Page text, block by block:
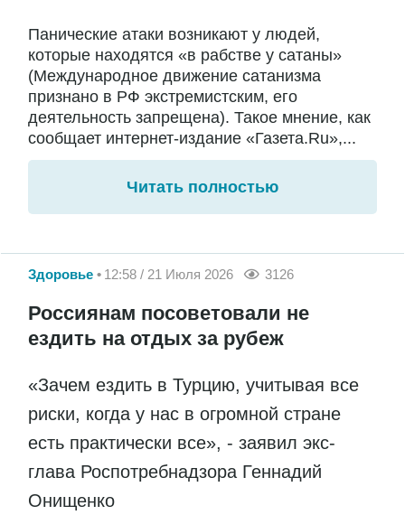
Панические атаки возникают у людей,
которые находятся «в рабстве у сатаны»
(Международное движение сатанизма
признано в РФ экстремистским, его
деятельность запрещена). Такое мнение, как
сообщает интернет-издание «Газета.Ru»,...
Читать полностью
Здоровье 12:58 / 21 Июля 2026 3126
Россиянам посоветовали не
ездить на отдых за рубеж
«Зачем ездить в Турцию, учитывая все
риски, когда у нас в огромной стране
есть практически все», - заявил экс-
глава Роспотребнадзора Геннадий
Онищенко